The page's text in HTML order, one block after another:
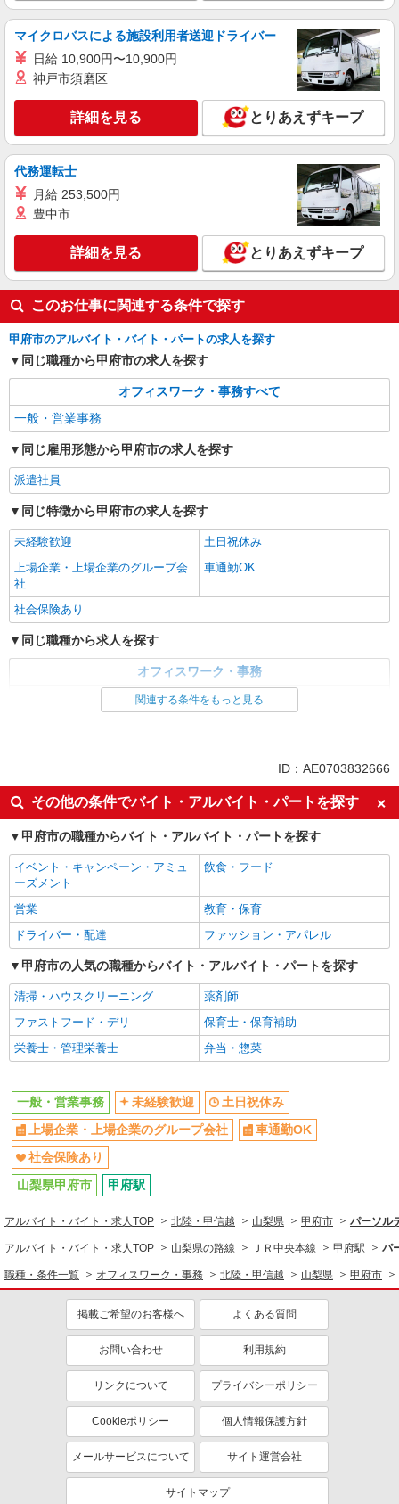
山梨県甲府市／最寄駅：石和温泉駅、酒折駅
≪車通勤可≫ 敷地内に無料駐車場あります
キープ 詳細を見る
パーソルテンプスタッフ株式会社 甲府オフィス/26-0463957
時間相談◎残業なし♪大手で事務サポ〜お休み
山梨県甲府市／最寄駅：甲斐住吉駅、南甲府
キープ 詳細を見る
派遣社員
パーソルテンプスタッフ株式会社 甲府オフィス/26-0453888
時短でムリなくハタラク☆残業なし9〜16時♪
書類作成などのコツコツ事務
時給1330円以上 ●月収例：16.7万円（月21日
×6hの場合）+交通費
駅 ≪車通勤可≫
詳細を見る
派遣社員
パーソルテンプスタッフ株式会社 甲府オフィス/26-0511854
時間相談◎［9月〜］定着率good◎長く働く
ならココ♪穏やかな雰囲気で事務
代は時給で還元いたします♪
詳細を見る
マイクロバスによる施設利用者送迎ドライバー
日給 10,900円〜10,900円
神戸市須磨区
詳細を見る とりあえずキープ
代務運転士
月給 253,500円
豊中市
詳細を見る とりあえずキープ
このお仕事に関連する条件で探す
甲府市のアルバイト・バイト・パートの求人を探す
同じ職種から甲府市の求人を探す
オフィスワーク・事務すべて
一般・営業事務
同じ雇用形態から甲府市の求人を探す
派遣社員
同じ特徴から甲府市の求人を探す
未経験歓迎
土日祝休み
上場企業・上場企業のグループ会
社
車通勤OK
社会保険あり
同じ職種から求人を探す
オフィスワーク・事務
上場企業・上場企業のグループ会
社
車通勤OK
社会保険あり
関連する条件をもっと見る
ID：AE0703832666
その他の条件でバイト・アルバイト・パートを探す
甲府市の職種からバイト・アルバイト・パートを探す
イベント・キャンペーン・アミュ
ーズメント
飲食・フード
営業
教育・保育
ドライバー・配達
ファッション・アパレル
甲府市の人気の職種からバイト・アルバイト・パートを探す
清掃・ハウスクリーニング
薬剤師
ファストフード・デリ
保育士・保育補助
栄養士・管理栄養士
弁当・惣菜
一般・営業事務 未経験歓迎
土日祝休み
上場企業・上場企業のグループ会社
車通勤OK
社会保険あり
山梨県甲府市
甲府駅
アルバイト・バイト・求人TOP 北陸・甲信越 山梨県 甲府市 パーソル
アルバイト・バイト・求人TOP 山梨県の路線 ＪＲ中央本線 甲府駅 パ
職種・条件一覧 オフィスワーク・事務 北陸・甲信越 山梨県 甲府市
掲載ご希望のお客様へ よくある質問
お問い合わせ 利用規約
リンクについて プライバシーポリシー
Cookieポリシー 個人情報保護方針
メールサービスについて サイト運営会社
サイトマップ